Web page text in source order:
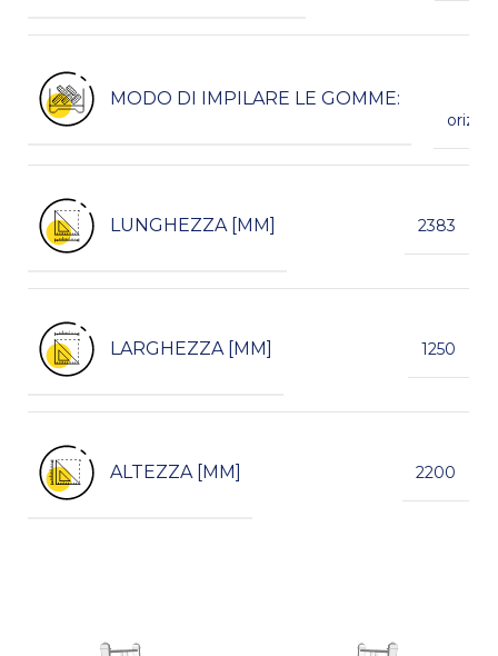
MODO DI IMPILARE LE GOMME:
LUNGHEZZA [MM] 2383
LARGHEZZA [MM] 1250
ALTEZZA [MM] 2200